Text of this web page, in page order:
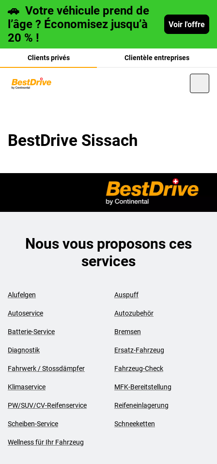
🚗 Votre véhicule prend de
l’âge ? Économisez jusqu’à
20 % !
Voir l'offre
Clients privés Clientèle entreprises
BestDrive Sissach
Nous vous proposons ces
services
Alufelgen Auspuff
Autoservice Autozubehör
Batterie-Service Bremsen
Diagnostik Ersatz-Fahrzeug
Fahrwerk / Stossdämpfer Fahrzeug-Check
Klimaservice MFK-Bereitstellung
PW/SUV/CV-Reifenservice Reifeneinlagerung
Scheiben-Service Schneeketten
Wellness für Ihr Fahrzeug